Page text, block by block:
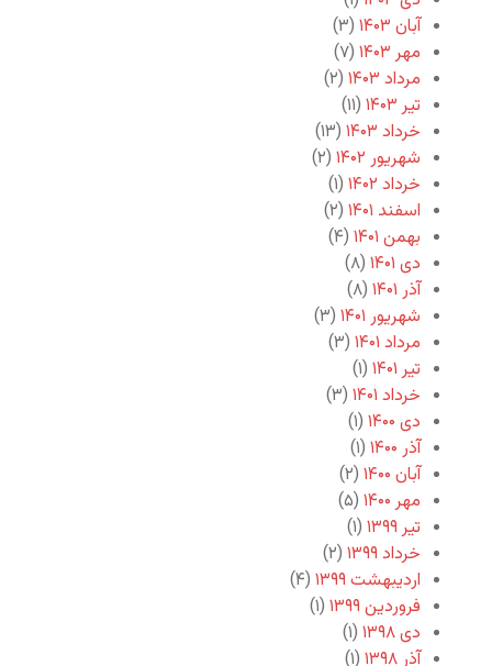
آبان ۱۴۰۳
(۳)
مهر ۱۴۰۳
(۷)
مرداد ۱۴۰۳
(۲)
تیر ۱۴۰۳
(۱۱)
خرداد ۱۴۰۳
(۱۳)
شهریور ۱۴۰۲
(۲)
خرداد ۱۴۰۲
(۱)
اسفند ۱۴۰۱
(۲)
بهمن ۱۴۰۱
(۴)
دی ۱۴۰۱
(۸)
آذر ۱۴۰۱
(۸)
شهریور ۱۴۰۱
(۳)
مرداد ۱۴۰۱
(۳)
تیر ۱۴۰۱
(۱)
خرداد ۱۴۰۱
(۳)
دی ۱۴۰۰
(۱)
آذر ۱۴۰۰
(۱)
آبان ۱۴۰۰
(۲)
مهر ۱۴۰۰
(۵)
تیر ۱۳۹۹
(۱)
خرداد ۱۳۹۹
(۲)
اردیبهشت ۱۳۹۹
(۴)
فروردین ۱۳۹۹
(۱)
دی ۱۳۹۸
(۱)
آذر ۱۳۹۸
(۱)